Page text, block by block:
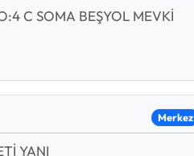
C SOMA BEŞYOL MEVKİ
Merkez
YANI